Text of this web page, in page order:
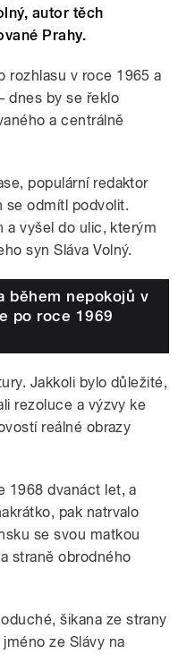
autor těch
Prahy.
rozhlasu v roce 1965 a
dnes by se řeklo
a centrálně
populární redaktor
se odmítl podvolit.
a vyšel do ulic, kterým
syn Sláva Volný.
během nepokojů v
po roce 1969
Jakkoli bylo důležité,
rezoluce a výzvy ke
reálné obrazy
1968 dvanáct let, a
pak natrvalo
se svou matkou
straně obrodného
šikana ze strany
ze Slávy na